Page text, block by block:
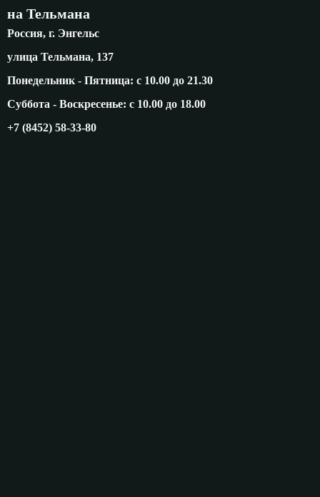
на Тельмана
Россия, г. Энгельс
улица Тельмана, 137
Понедельник - Пятница: с 10.00 до 21.30
Суббота - Воскресенье: с 10.00 до 18.00
+7 (8452) 58-33-80